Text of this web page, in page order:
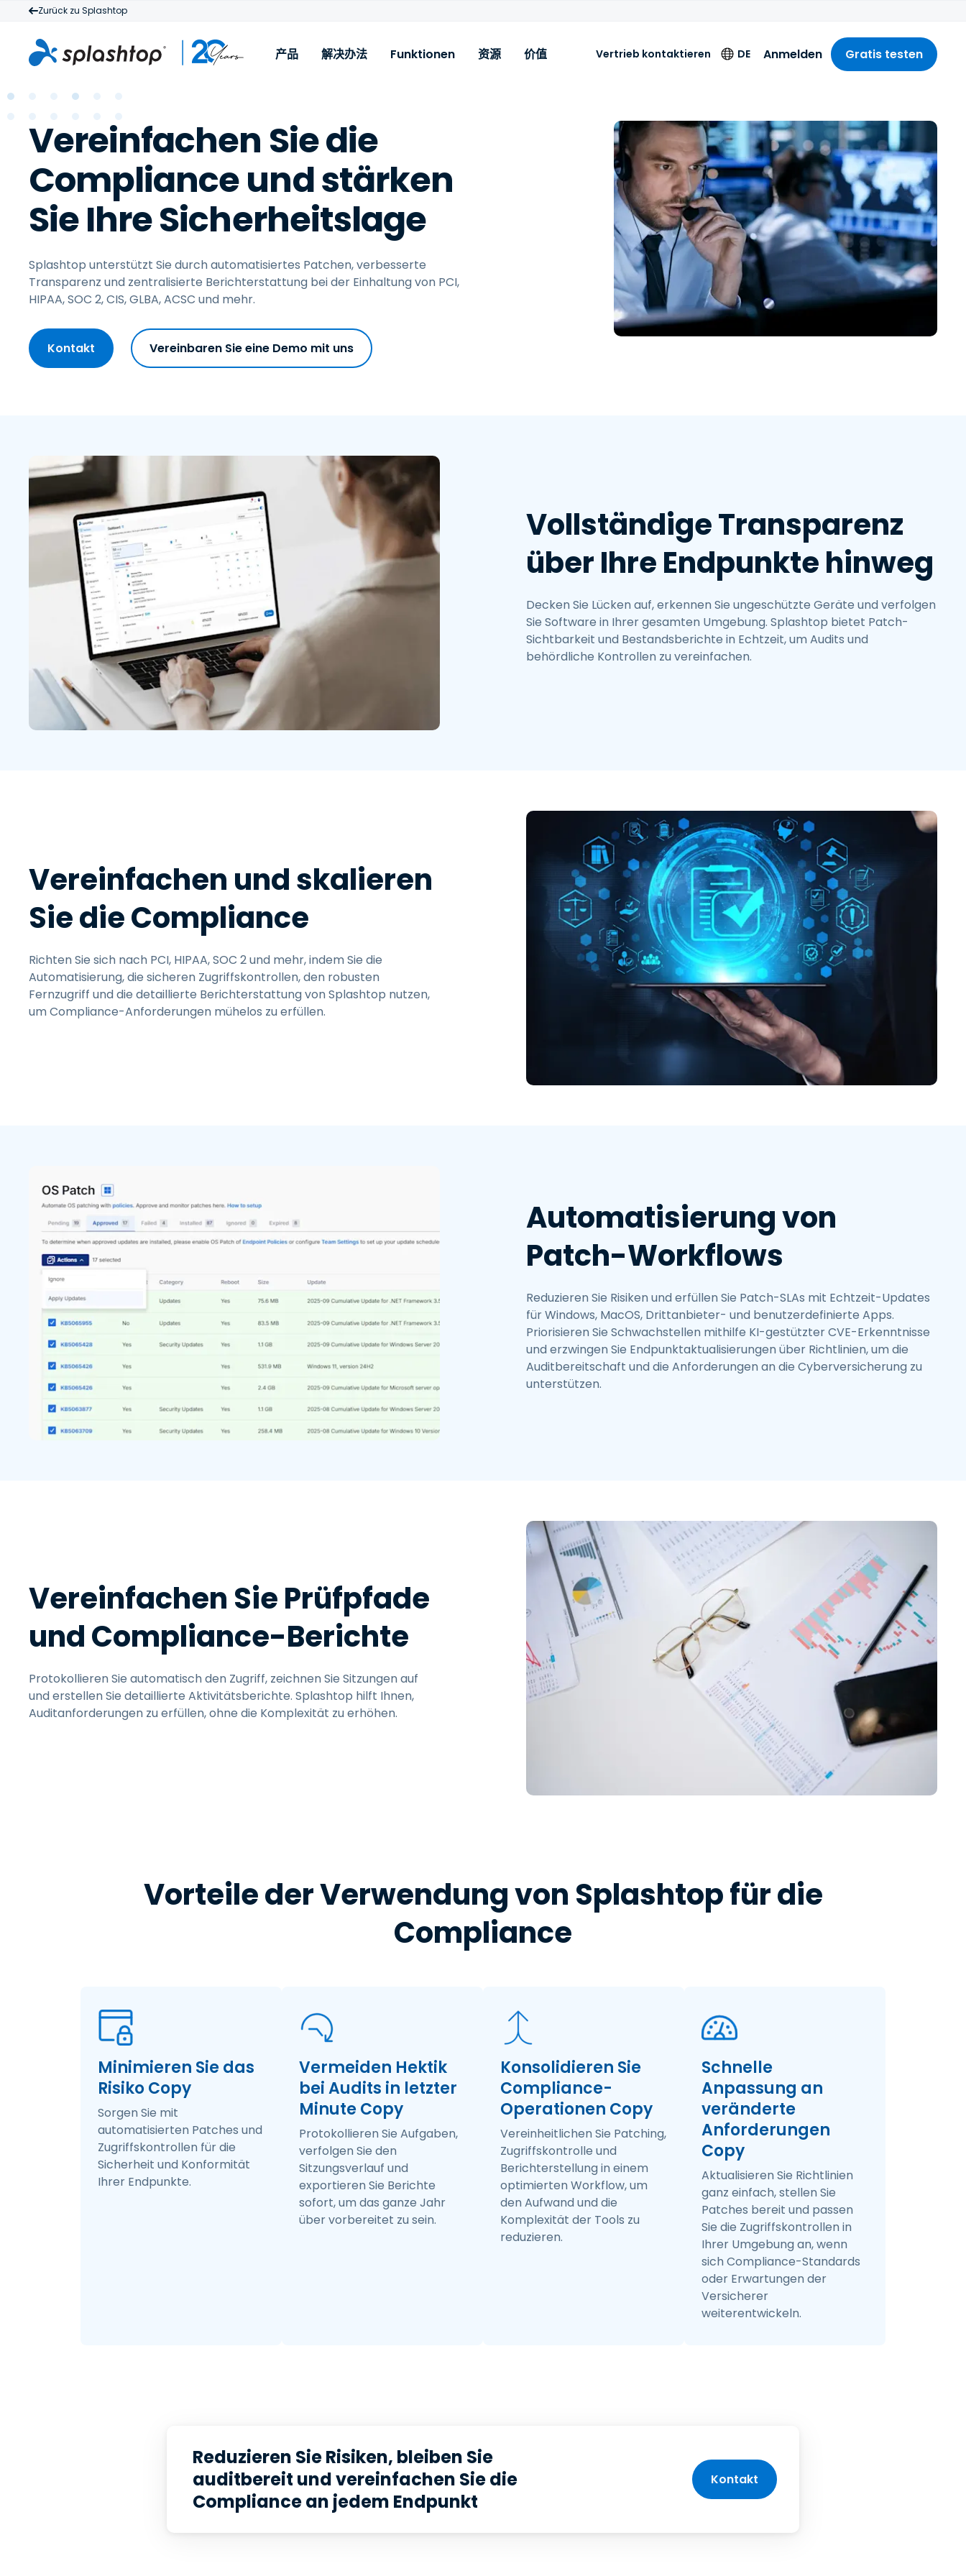
Zurück zu Splashtop
产品
Geräte fernüberwachen,
verwalten und sichern mit
Echtzeit-Patching,
Automatisierung, vollständiger
Transparenz und Kontrolle.
Endpunktsicherheit – AV,
On-Demand-Support und
解决办法
Interne IT
Schwachstellenmanagement
Risiko und Compliance
Endpunkt-Sicherheit
Intune leistungsstärker
Funktionen 资源 价值 Vertrieb kontaktieren DE
Sprache
English
Deutsch
Español
Français
Italiano
Nederlands
Português
简体中文
Anmelden Gratis testen
Vereinfachen Sie die
Compliance und stärken
Sie Ihre Sicherheitslage
Splashtop unterstützt Sie durch automatisiertes Patchen, verbesserte
Transparenz und zentralisierte Berichterstattung bei der Einhaltung von PCI,
HIPAA, SOC 2, CIS, GLBA, ACSC und mehr.
Kontakt Vereinbaren Sie eine Demo mit uns
Vollständige Transparenz
über Ihre Endpunkte hinweg
Decken Sie Lücken auf, erkennen Sie ungeschützte Geräte und verfolgen
Sie Software in Ihrer gesamten Umgebung. Splashtop bietet Patch-
Sichtbarkeit und Bestandsberichte in Echtzeit, um Audits und
behördliche Kontrollen zu vereinfachen.
Vereinfachen und skalieren
Sie die Compliance
Richten Sie sich nach PCI, HIPAA, SOC 2 und mehr, indem Sie die
Automatisierung, die sicheren Zugriffskontrollen, den robusten
Fernzugriff und die detaillierte Berichterstattung von Splashtop nutzen,
um Compliance-Anforderungen mühelos zu erfüllen.
Automatisierung von
Patch-Workflows
Reduzieren Sie Risiken und erfüllen Sie Patch-SLAs mit Echtzeit-Updates
für Windows, MacOS, Drittanbieter- und benutzerdefinierte Apps.
Priorisieren Sie Schwachstellen mithilfe KI-gestützter CVE-Erkenntnisse
und erzwingen Sie Endpunktaktualisierungen über Richtlinien, um die
Auditbereitschaft und die Anforderungen an die Cyberversicherung zu
unterstützen.
Vereinfachen Sie Prüfpfade
und Compliance-Berichte
Protokollieren Sie automatisch den Zugriff, zeichnen Sie Sitzungen auf
und erstellen Sie detaillierte Aktivitätsberichte. Splashtop hilft Ihnen,
Auditanforderungen zu erfüllen, ohne die Komplexität zu erhöhen.
Vorteile der Verwendung von Splashtop für die
Compliance
Minimieren Sie das
Risiko Copy
Sorgen Sie mit
automatisierten Patches und
Zugriffskontrollen für die
Sicherheit und Konformität
Ihrer Endpunkte.
Vermeiden Hektik
bei Audits in letzter
Minute Copy
Protokollieren Sie Aufgaben,
verfolgen Sie den
Sitzungsverlauf und
exportieren Sie Berichte
sofort, um das ganze Jahr
über vorbereitet zu sein.
Konsolidieren Sie
Compliance-
Operationen Copy
Vereinheitlichen Sie Patching,
Zugriffskontrolle und
Berichterstellung in einem
optimierten Workflow, um
den Aufwand und die
Komplexität der Tools zu
reduzieren.
Schnelle
Anpassung an
veränderte
Anforderungen
Copy
Aktualisieren Sie Richtlinien
ganz einfach, stellen Sie
Patches bereit und passen
Sie die Zugriffskontrollen in
Ihrer Umgebung an, wenn
sich Compliance-Standards
oder Erwartungen der
Versicherer
weiterentwickeln.
Reduzieren Sie Risiken, bleiben Sie
auditbereit und vereinfachen Sie die
Compliance an jedem Endpunkt
Kontakt